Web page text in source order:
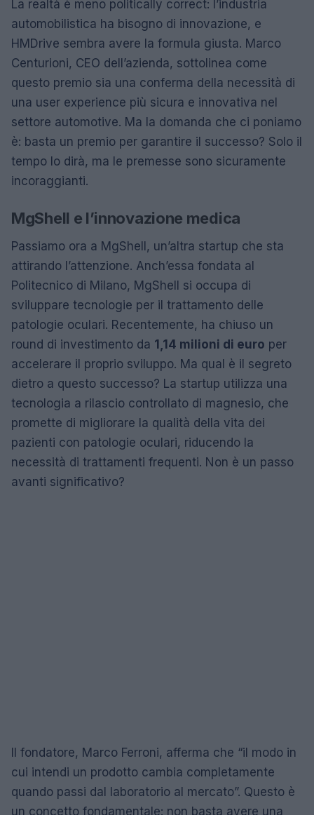
La realtà è meno politically correct: l’industria
automobilistica ha bisogno di innovazione, e
HMDrive sembra avere la formula giusta. Marco
Centurioni, CEO dell’azienda, sottolinea come
questo premio sia una conferma della necessità di
una user experience più sicura e innovativa nel
settore automotive. Ma la domanda che ci poniamo
è: basta un premio per garantire il successo? Solo il
tempo lo dirà, ma le premesse sono sicuramente
incoraggianti.
MgShell e l’innovazione medica
Passiamo ora a MgShell, un’altra startup che sta
attirando l’attenzione. Anch’essa fondata al
Politecnico di Milano, MgShell si occupa di
sviluppare tecnologie per il trattamento delle
patologie oculari. Recentemente, ha chiuso un
round di investimento da 1,14 milioni di euro per
accelerare il proprio sviluppo. Ma qual è il segreto
dietro a questo successo? La startup utilizza una
tecnologia a rilascio controllato di magnesio, che
promette di migliorare la qualità della vita dei
pazienti con patologie oculari, riducendo la
necessità di trattamenti frequenti. Non è un passo
avanti significativo?
Il fondatore, Marco Ferroni, afferma che “il modo in
cui intendi un prodotto cambia completamente
quando passi dal laboratorio al mercato”. Questo è
un concetto fondamentale: non basta avere una